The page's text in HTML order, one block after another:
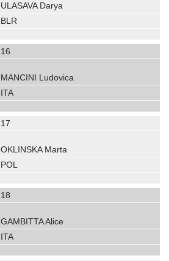
ULASAVA Darya
BLR
16
MANCINI Ludovica
ITA
17
OKLINSKA Marta
POL
18
GAMBITTA Alice
ITA